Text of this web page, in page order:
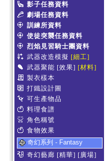
影子任務資料
劇場任務資料
訓練所資料
使徒突襲任務資料
烈焰見習騎士團資料
武器改造模擬 [細工]
武器聚能 [效果] [材料]
製衣樣本
打鐵設計圖
可生產物品
料理食譜
角色稱號
食物效果
奇幻系列 - Fantasy
奇幻藝廊 [精華] [廣場]